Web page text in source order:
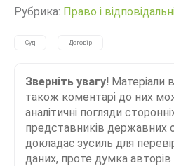
Рубрика: Право і
Суд Договір
Зверніть увагу! Матеріали
також коментарі до них
аналітичні погляди
представників державних
докладає зусиль для
даних, проте думка